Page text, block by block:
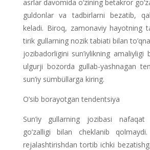
asrlar davomida o‘zining betakror
guldonlar va tadbirlarni bezatib,
keladi. Biroq, zamonaviy hayotning
tirik gullarning nozik tabiati bilan
jozibadorligini sun’iylikning amaliyligi
ulgurji bozorda gullab-yashnagan
sun’iy sümbüllarga kiring.
O’sib borayotgan tendentsiya
Sun’iy gullarning jozibasi
go’zalligi bilan cheklanib
rejalashtirishdan tortib ichki